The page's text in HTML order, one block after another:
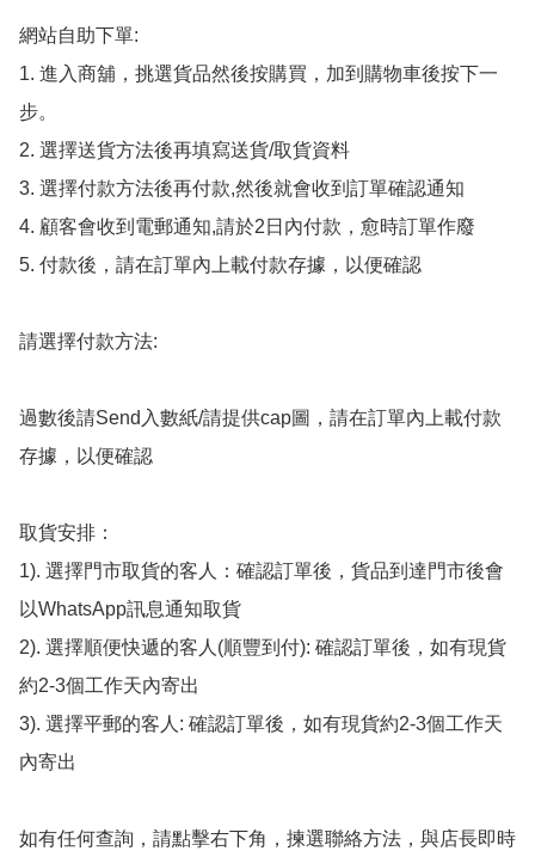
網站自助下單:
1. 進入商舖，挑選貨品然後按購買，加到購物車後按下一
步。
2. 選擇送貨方法後再填寫送貨/取貨資料
3. 選擇付款方法後再付款,然後就會收到訂單確認通知
4. 顧客會收到電郵通知,請於2日內付款，愈時訂單作廢
5. 付款後，請在訂單內上載付款存據，以便確認
請選擇付款方法:
過數後請Send入數紙/請提供cap圖，請在訂單內上載付款
存據，以便確認
取貨安排：
1). 選擇門市取貨的客人：確認訂單後，貨品到達門市後會
以WhatsApp訊息通知取貨
2). 選擇順便快遞的客人(順豐到付): 確認訂單後，如有現貨
約2-3個工作天內寄出
3). 選擇平郵的客人: 確認訂單後，如有現貨約2-3個工作天
內寄出
如有任何查詢，請點擊右下角，揀選聯絡方法，與店長即時